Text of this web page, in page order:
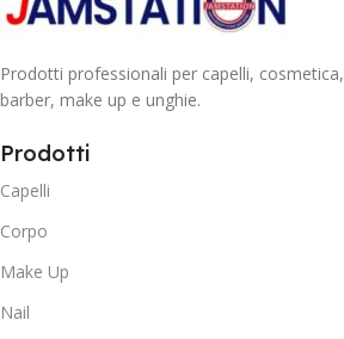
Prodotti professionali per capelli, cosmetica,
barber, make up e unghie.
Prodotti
Capelli
Corpo
Make Up
Nail